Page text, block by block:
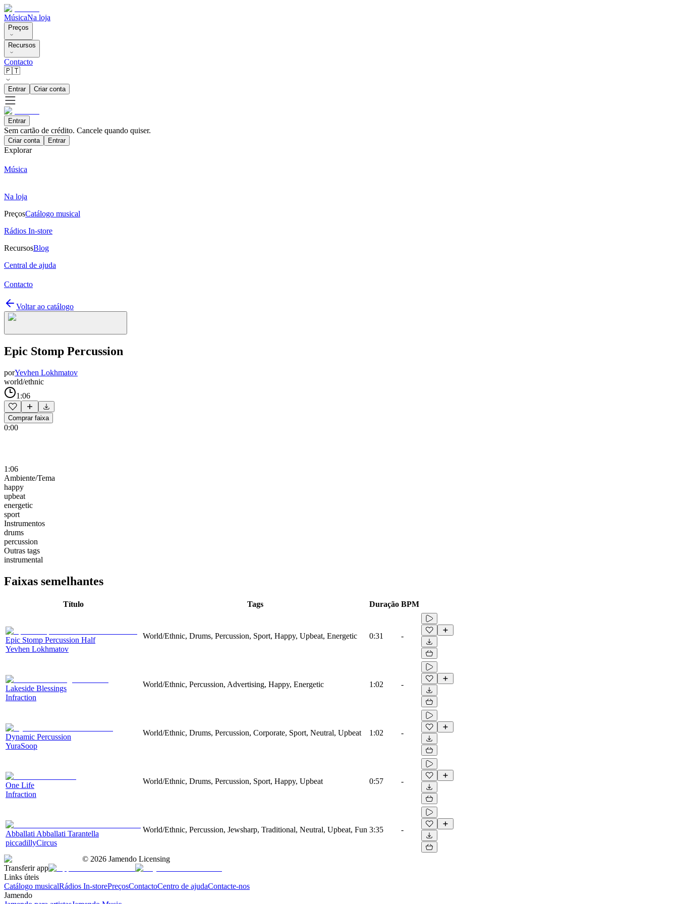
MúsicaNa loja
Preços
Recursos
Contacto
🇵🇹
Entrar Criar conta
Entrar
Sem cartão de crédito. Cancele quando quiser.
Criar conta Entrar
Explorar
Música
Na loja
PreçosCatálogo musical
Rádios In-store
RecursosBlog
Central de ajuda
Contacto
Voltar ao catálogo
Epic Stomp Percussion
porYevhen Lokhmatov
world/ethnic
1:06
Comprar faixa
0:00
1:06
Ambiente/Tema
happy
upbeat
energetic
sport
Instrumentos
drums
percussion
Outras tags
instrumental
Faixas semelhantes
Título Tags Duração BPM
Epic Stomp Percussion Half
Yevhen Lokhmatov
World/Ethnic, Drums, Percussion, Sport, Happy, Upbeat, Energetic 0:31 -
Lakeside Blessings
Infraction
World/Ethnic, Percussion, Advertising, Happy, Energetic 1:02 -
Dynamic Percussion
YuraSoop
World/Ethnic, Drums, Percussion, Corporate, Sport, Neutral, Upbeat 1:02 -
One Life
Infraction
World/Ethnic, Drums, Percussion, Sport, Happy, Upbeat 0:57 -
Abballati Abballati Tarantella
piccadillyCircus
World/Ethnic, Percussion, Jewsharp, Traditional, Neutral, Upbeat, Fun 3:35 -
© 2026 Jamendo Licensing
Transferir app
Links úteis
Catálogo musicalRádios In-storePreçosContactoCentro de ajudaContacte-nos
Jamendo